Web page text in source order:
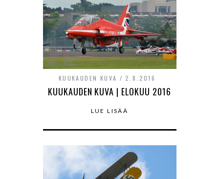
KUUKAUDEN KUVA 2.8.2016
KUUKAUDEN KUVA | ELOKUU 2016
LUE LISÄÄ